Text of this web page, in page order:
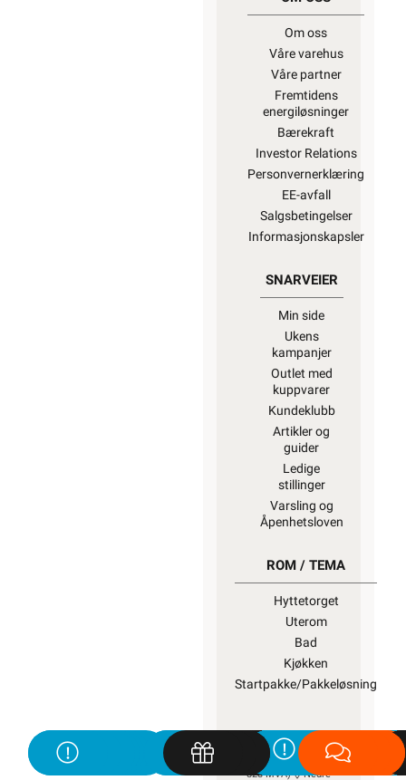
Om oss
Våre varehus
Våre partner
Fremtidens
energiløsninger
Bærekraft
Investor Relations
Personvernerklæring
EE-avfall
Salgsbetingelser
Informasjonskapsler
SNARVEIER
Min side
Ukens
kampanjer
Outlet med
kuppvarer
Kundeklubb
Artikler og
guider
Ledige
stillinger
Varsling og
Åpenhetsloven
ROM / TEMA
Hyttetorget
Uterom
Bad
Kjøkken
Startpakke/Pakkeløsning
ELEKTROIMPORTØREN
NORGE AS (NO 914 939
828 MVA)
Nedre